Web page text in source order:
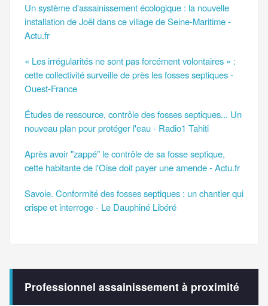
Un système d'assainissement écologique : la nouvelle
installation de Joël dans ce village de Seine-Maritime -
Actu.fr
« Les irrégularités ne sont pas forcément volontaires » :
cette collectivité surveille de près les fosses septiques -
Ouest-France
Études de ressource, contrôle des fosses septiques... Un
nouveau plan pour protéger l'eau - Radio1 Tahiti
Après avoir "zappé" le contrôle de sa fosse septique,
cette habitante de l'Oise doit payer une amende - Actu.fr
Savoie. Conformité des fosses septiques : un chantier qui
crispe et interroge - Le Dauphiné Libéré
Professionnel assainissement à proximité